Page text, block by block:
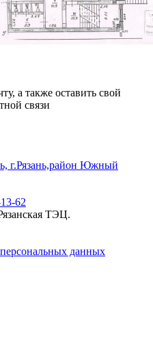
а также оставить свой
связи
г.Рязань,район Южный
62
ТЭЦ.
данных